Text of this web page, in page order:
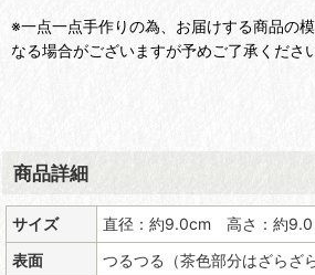
※一点一点手作りの為、お届けする商品の
なる場合がございますが予めご了承ください
商品詳細
サイズ
直径：約9.0cm 高さ：約9.0
表面
つるつる（茶色部分はざらざら